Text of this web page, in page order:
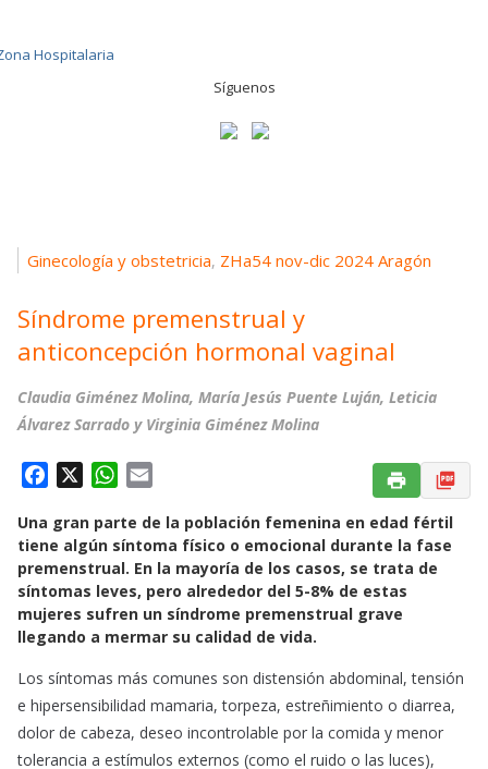
Síguenos
Ginecología y obstetricia, ZHa54 nov-dic 2024 Aragón
Síndrome premenstrual y
anticoncepción hormonal vaginal
Claudia Giménez Molina, María Jesús Puente Luján, Leticia
Álvarez Sarrado y Virginia Giménez Molina
c
e
b
o
o
W
a
t
s
A
p
a
i
Una gran parte de la población femenina en edad fértil
tiene algún síntoma físico o emocional durante la fase
premenstrual. En la mayoría de los casos, se trata de
síntomas leves, pero alrededor del 5-8% de estas
mujeres sufren un síndrome premenstrual grave
llegando a mermar su calidad de vida.
Los síntomas más comunes son distensión abdominal, tensión
e hipersensibilidad mamaria, torpeza, estreñimiento o diarrea,
dolor de cabeza, deseo incontrolable por la comida y menor
tolerancia a estímulos externos (como el ruido o las luces),